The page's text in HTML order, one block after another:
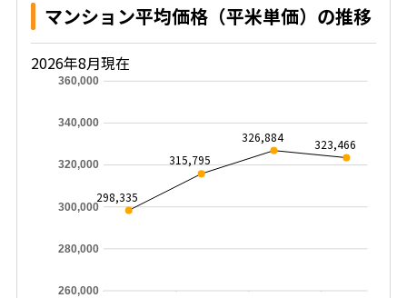
マンション平均価格（平米単価）の推移
2026年8月現在
260,000
280,000
300,000
320,000
340,000
360,000
298,335
315,795
326,884 323,466